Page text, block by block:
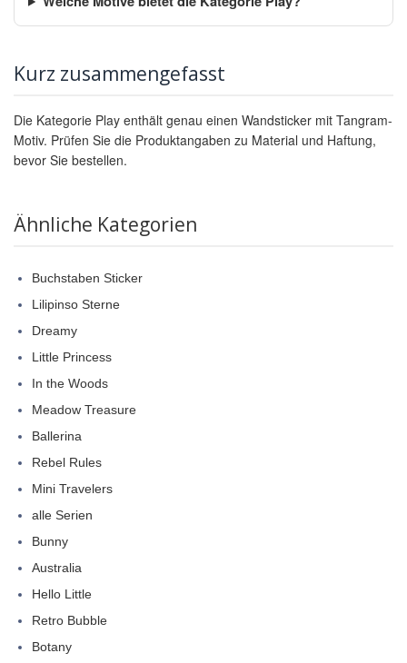
Kurz zusammengefasst
Die Kategorie Play enthält genau einen Wandsticker mit Tangram-
Motiv. Prüfen Sie die Produktangaben zu Material und Haftung,
bevor Sie bestellen.
Ähnliche Kategorien
Buchstaben Sticker
Lilipinso Sterne
Dreamy
Little Princess
In the Woods
Meadow Treasure
Ballerina
Rebel Rules
Mini Travelers
alle Serien
Bunny
Australia
Hello Little
Retro Bubble
Botany